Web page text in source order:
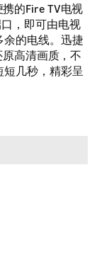
的Fire TV电视
，即可由电视
余的电线。迅捷
高清画质，不
短几秒，精彩呈